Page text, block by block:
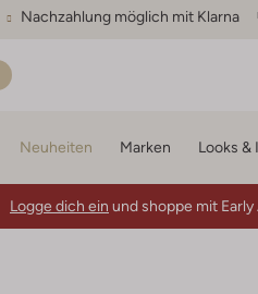
Nachzahlung möglich mit Klarna
Neuheiten Marken Looks &
Logge dich ein und shoppe mit